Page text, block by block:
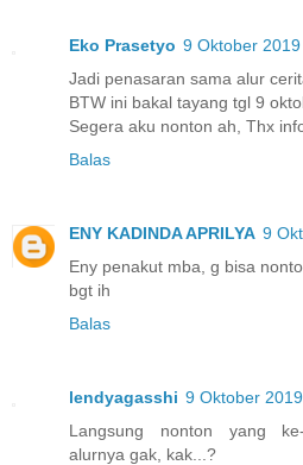
Eko Prasetyo 9 Oktober
Jadi penasaran sama alur
BTW ini bakal tayang tgl 9
Segera aku nonton ah, Thx
Balas
ENY KADINDA APRILYA 9
Eny penakut mba, g bisa
bgt ih
Balas
lendyagasshi 9 Oktober
Langsung nonton yang
alurnya gak, kak...?